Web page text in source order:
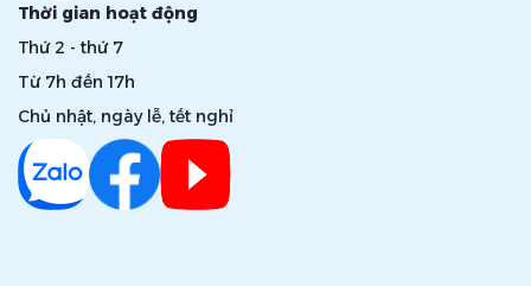
Thời gian hoạt động
Thứ 2 - thứ 7
Từ 7h đến 17h
Chủ nhật, ngày lễ, tết nghỉ